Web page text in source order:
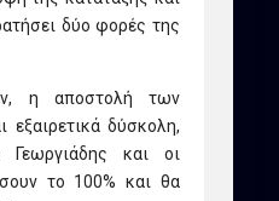
δύο φορές της
η αποστολή των
εξαιρετικά δύσκολη,
και οι
το 100% και θα